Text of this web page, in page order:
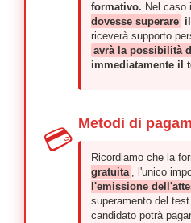
formativo. Nel caso
dovesse superare
riceverà supporto
avrà la possibilità
immediatamente il
💳
Metodi di
Ricordiamo che la
gratuita , l'unico
l'emissione
superamento del
candidato potrà